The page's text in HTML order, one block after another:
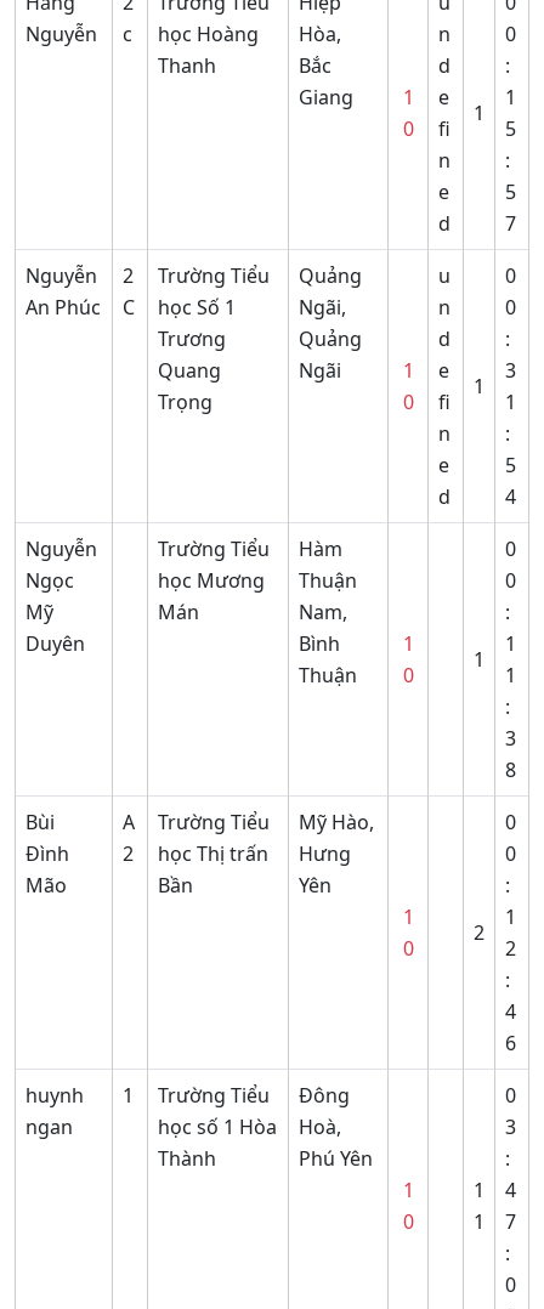
Nguyễn
c
học Hoàng
Thanh
Hòa,
Bắc
Giang
1
0
n
d
e
fi
n
e
d
1
0
:
1
5
:
5
7
Nguyễn
An Phúc
2
C
Trường Tiểu
học Số 1
Trương
Quang
Trọng
Quảng
Ngãi,
Quảng
Ngãi
1
0
u
n
d
e
fi
n
e
d
1
0
0
:
3
1
:
5
4
Nguyễn
Ngọc
Mỹ
Duyên
Trường Tiểu
học Mương
Mán
Hàm
Thuận
Nam,
Bình
Thuận
1
0
1
0
0
:
1
1
:
3
8
Bùi
Đình
Mão
A
2
Trường Tiểu
học Thị trấn
Bần
Mỹ Hào,
Hưng
Yên
1
0
2
0
0
:
1
2
:
4
6
huynh
ngan
1
Trường Tiểu
học số 1 Hòa
Thành
Đông
Hoà,
Phú Yên
1
0
1
1
0
3
:
4
7
:
0